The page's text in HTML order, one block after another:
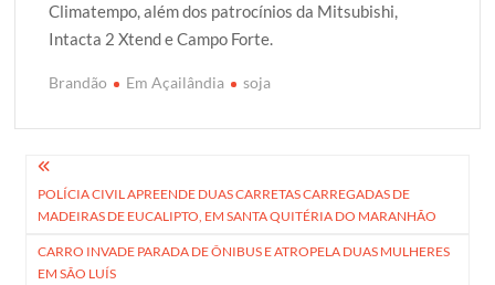
Climatempo, além dos patrocínios da Mitsubishi,
Intacta 2 Xtend e Campo Forte.
Brandão Em Açailândia soja
Navegação
de
Post
POLÍCIA CIVIL APREENDE DUAS CARRETAS CARREGADAS DE
MADEIRAS DE EUCALIPTO, EM SANTA QUITÉRIA DO MARANHÃO
CARRO INVADE PARADA DE ÔNIBUS E ATROPELA DUAS MULHERES
EM SÃO LUÍS